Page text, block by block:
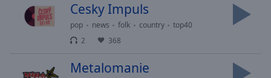
Cesky Impuls
pop news folk country
top40
2
368
Metalomanie